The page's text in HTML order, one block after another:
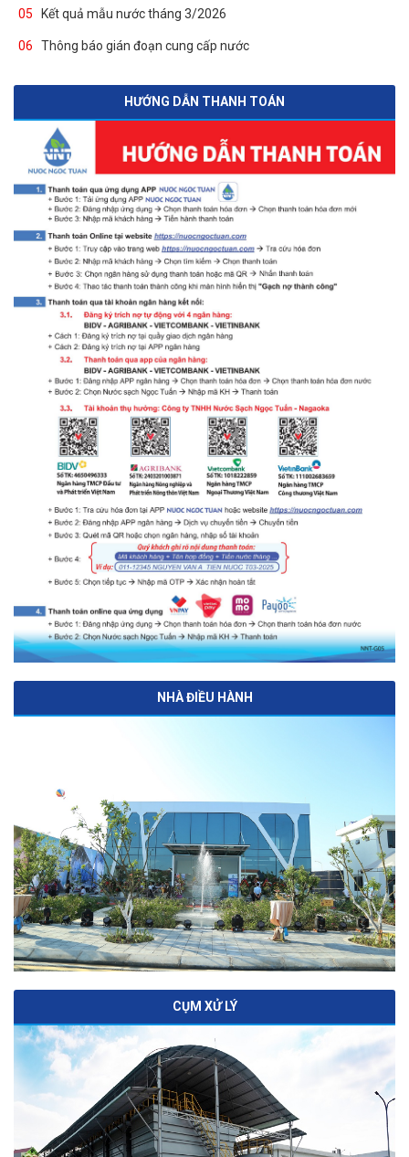
05 Kết quả mẫu nước tháng 3/2026
06 Thông báo gián đoạn cung cấp nước
HƯỚNG DẪN THANH TOÁN
NHÀ ĐIỀU HÀNH
CỤM XỬ LÝ